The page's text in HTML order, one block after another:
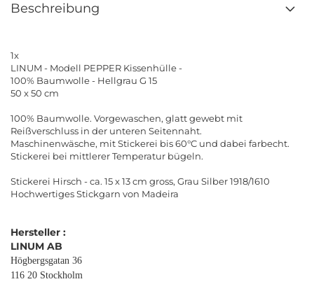
Beschreibung
1x
LINUM - Modell PEPPER Kissenhülle -
100% Baumwolle - Hellgrau G 15
50 x 50 cm
100% Baumwolle. Vorgewaschen, glatt gewebt mit
Reißverschluss in der unteren Seitennaht.
Maschinenwäsche, mit Stickerei bis 60°C und dabei farbecht.
Stickerei bei mittlerer Temperatur bügeln.
Stickerei Hirsch - ca. 15 x 13 cm gross, Grau Silber 1918/1610
Hochwertiges Stickgarn von Madeira
Hersteller :
LINUM AB
Högbergsgatan 36
116 20 Stockholm